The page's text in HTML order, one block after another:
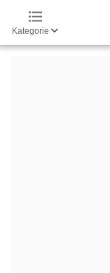
Kategorie